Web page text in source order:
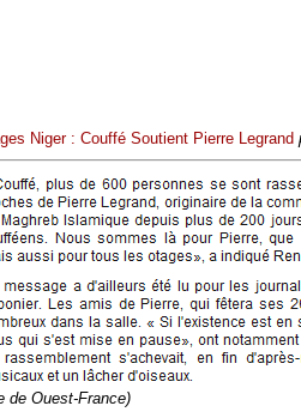
Niger : Couffé Soutient Pierre Legrand
de Ouest-France)